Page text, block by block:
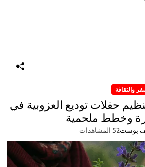
والثقافة
حفلات توديع العزوبية في
وخطط ملحمية
بوست52 المشاهدات